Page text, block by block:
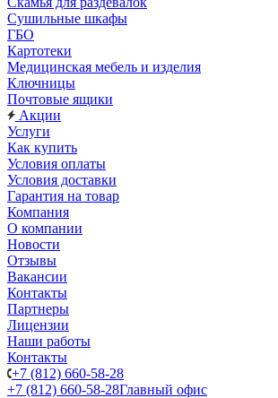
Сушильные шкафы
ГБО
Картотеки
Медицинская мебель и изделия
Ключницы
Почтовые ящики
Акции
Услуги
Как купить
Условия оплаты
Условия доставки
Гарантия на товар
Компания
О компании
Новости
Отзывы
Вакансии
Контакты
Партнеры
Лицензии
Наши работы
Контакты
+7 (812) 660-58-28
+7 (812) 660-58-28Главный офис